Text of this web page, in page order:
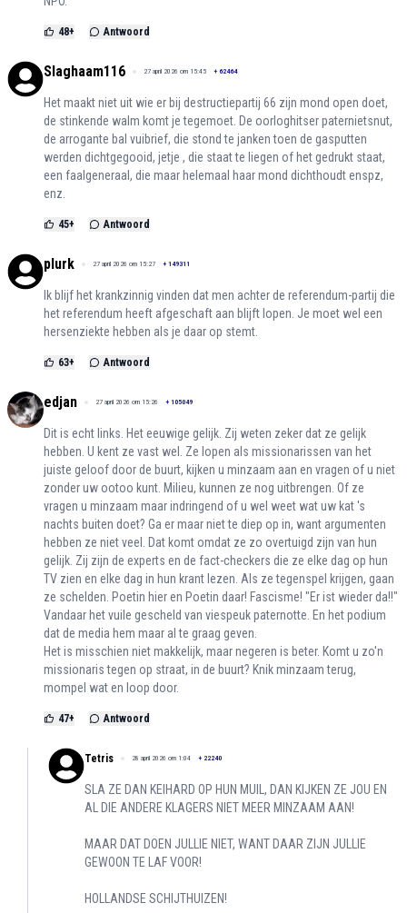
48+ Antwoord
Slaghaam116 27 april 2026 om 15:45 + 62464
Het maakt niet uit wie er bij destructiepartij 66 zijn mond open doet,
de stinkende walm komt je tegemoet. De oorloghitser paternietsnut,
de arrogante bal vuibrief, die stond te janken toen de gasputten
werden dichtgegooid, jetje , die staat te liegen of het gedrukt staat,
een faalgeneraal, die maar helemaal haar mond dichthoudt enspz,
enz.
45+ Antwoord
plurk 27 april 2026 om 15:27 + 149311
Ik blijf het krankzinnig vinden dat men achter de referendum-partij die
het referendum heeft afgeschaft aan blijft lopen. Je moet wel een
hersenziekte hebben als je daar op stemt.
63+ Antwoord
edjan 27 april 2026 om 15:26 + 105049
Dit is echt links. Het eeuwige gelijk. Zij weten zeker dat ze gelijk
hebben. U kent ze vast wel. Ze lopen als missionarissen van het
juiste geloof door de buurt, kijken u minzaam aan en vragen of u niet
zonder uw ootoo kunt. Milieu, kunnen ze nog uitbrengen. Of ze
vragen u minzaam maar indringend of u wel weet wat uw kat 's
nachts buiten doet? Ga er maar niet te diep op in, want argumenten
hebben ze niet veel. Dat komt omdat ze zo overtuigd zijn van hun
gelijk. Zij zijn de experts en de fact-checkers die ze elke dag op hun
TV zien en elke dag in hun krant lezen. Als ze tegenspel krijgen, gaan
ze schelden. Poetin hier en Poetin daar! Fascisme! "Er ist wieder da!!"
Vandaar het vuile gescheld van viespeuk paternotte. En het podium
dat de media hem maar al te graag geven.
Het is misschien niet makkelijk, maar negeren is beter. Komt u zo'n
missionaris tegen op straat, in de buurt? Knik minzaam terug,
mompel wat en loop door.
47+ Antwoord
Tetris 28 april 2026 om 1:04 + 22240
SLA ZE DAN KEIHARD OP HUN MUIL, DAN KIJKEN ZE JOU EN
AL DIE ANDERE KLAGERS NIET MEER MINZAAM AAN!
MAAR DAT DOEN JULLIE NIET, WANT DAAR ZIJN JULLIE
GEWOON TE LAF VOOR!
HOLLANDSE SCHIJTHUIZEN!